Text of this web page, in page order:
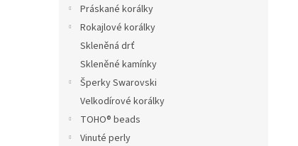
Práskané korálky
Rokajlové korálky
Skleněná drť
Skleněné kamínky
Šperky Swarovski
Velkodírové korálky
TOHO® beads
Vinuté perly